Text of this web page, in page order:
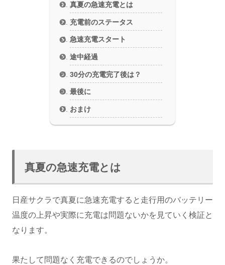
真夏の急速充電とは
充電前のステータス
急速充電スタート
途中経過
30分の充電完了後は？
最後に
おまけ
真夏の急速充電とは
日産サクラで真夏に急速充電すると走行用のバッテリー
温度の上昇や実際に充電は問題ないかを見ていく検証と
なります。
果たして問題なく充電できるのでしょうか。